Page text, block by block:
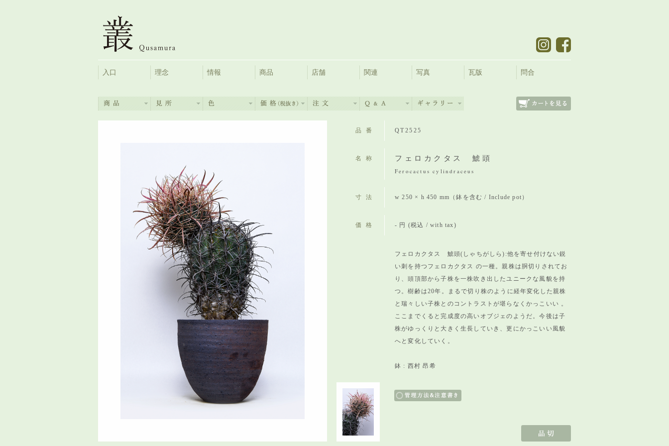
入口 理念 情報 商品 店舗 関連 写真 瓦版 問合
品番 QT2525
名称 フェロカクタス 鯱頭
Ferocactus cylindraceus
寸法 w 250 × h 450 mm（鉢を含む / Include pot）
価格 - 円 (税込 / with tax)
フェロカクタス 鯱頭(しゃちがしら):他を寄せ付けない鋭
い刺を持つフェロカクタス の一種。親株は胴切りされてお
り、頭頂部から子株を一株吹き出したユニークな風貌を持
つ。樹齢は20年。まるで切り株のように経年変化した親株
と瑞々しい子株とのコントラストが堪らなくかっこいい 。
ここまでくると完成度の高いオブジェのようだ。今後は子
株がゆっくりと大きく生長していき、更にかっこいい風貌
へと変化していく。
鉢 : 西村 昂希